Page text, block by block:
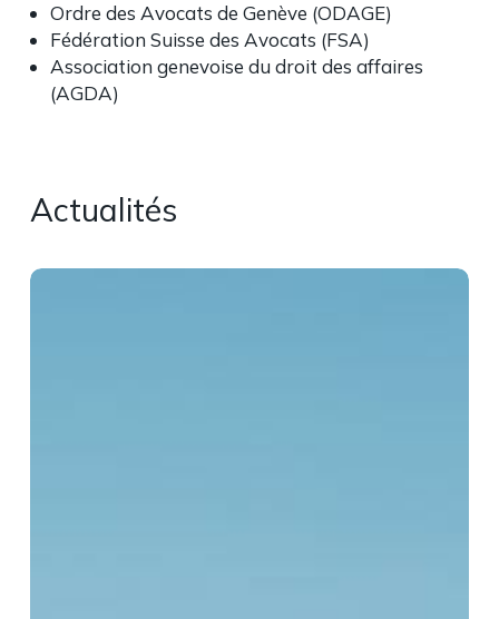
Ordre des Avocats de Genève (ODAGE)
Fédération Suisse des Avocats (FSA)
Association genevoise du droit des affaires
(AGDA)
Actualités